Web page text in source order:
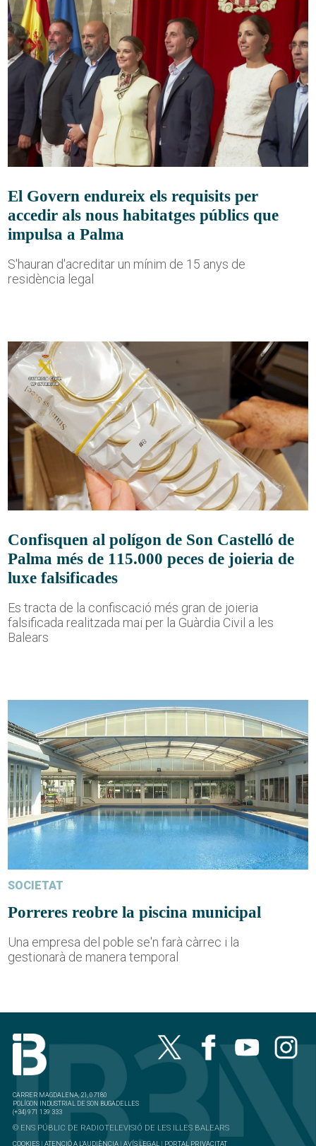
El Govern endureix els requisits per
accedir als nous habitatges públics que
impulsa a Palma
S'hauran d'acreditar un mínim de 15 anys de
residència legal
Confisquen al polígon de Son Castelló de
Palma més de 115.000 peces de joieria de
luxe falsificades
Es tracta de la confiscació més gran de joieria
falsificada realitzada mai per la Guàrdia Civil a les
Balears
SOCIETAT
Porreres reobre la piscina municipal
Una empresa del poble se'n farà càrrec i la
gestionarà de manera temporal
CARRER MAGDALENA, 21, 07180
POLÍGON INDUSTRIAL DE SON BUGADELLES
(+34) 971 139 333
© ENS PÚBLIC DE RADIOTELEVISIÓ DE LES ILLES BALEARS
COOKIES |ATENCIÓ A L'AUDIÈNCIA |AVÍS LEGAL | PORTAL PRIVACITAT